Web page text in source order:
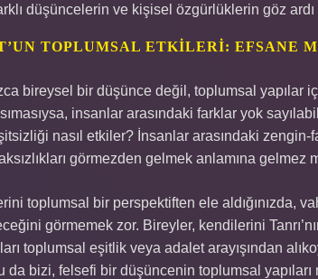
düşüncelerin ve kişisel özgürlüklerin göz
TOPLUMSAL ETKILERI: EFSANE
bireysel bir düşünce değil, toplumsal yapılar
insanlar arasındaki farklar yok
nasıl etkiler? İnsanlar arasındaki zengin-
görmezden gelmek anlamına gelmez
toplumsal bir perspektiften ele aldığınızda,
görmemek zor. Bireyler, kendilerini
toplumsal eşitlik veya adalet arayışından
da bizi, felsefi bir düşüncenin toplumsal